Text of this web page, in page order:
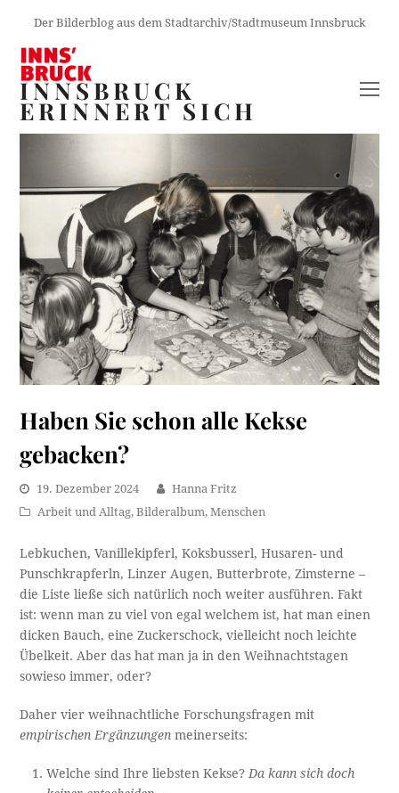
Der Bilderblog aus dem Stadtarchiv/Stadtmuseum Innsbruck
INNSBRUCK
ERINNERT SICH
Haben Sie schon alle Kekse
gebacken?
19. Dezember 2024
Hanna Fritz
Arbeit und Alltag,Bilderalbum,Menschen
Lebkuchen, Vanillekipferl, Koksbusserl, Husaren- und
Punschkrapferln, Linzer Augen, Butterbrote, Zimsterne –
die Liste ließe sich natürlich noch weiter ausführen. Fakt
ist: wenn man zu viel von egal welchem ist, hat man einen
dicken Bauch, eine Zuckerschock, vielleicht noch leichte
Übelkeit. Aber das hat man ja in den Weihnachtstagen
sowieso immer, oder?
Daher vier weihnachtliche Forschungsfragen mit
empirischen Ergänzungen meinerseits:
Welche sind Ihre liebsten Kekse? Da kann sich doch